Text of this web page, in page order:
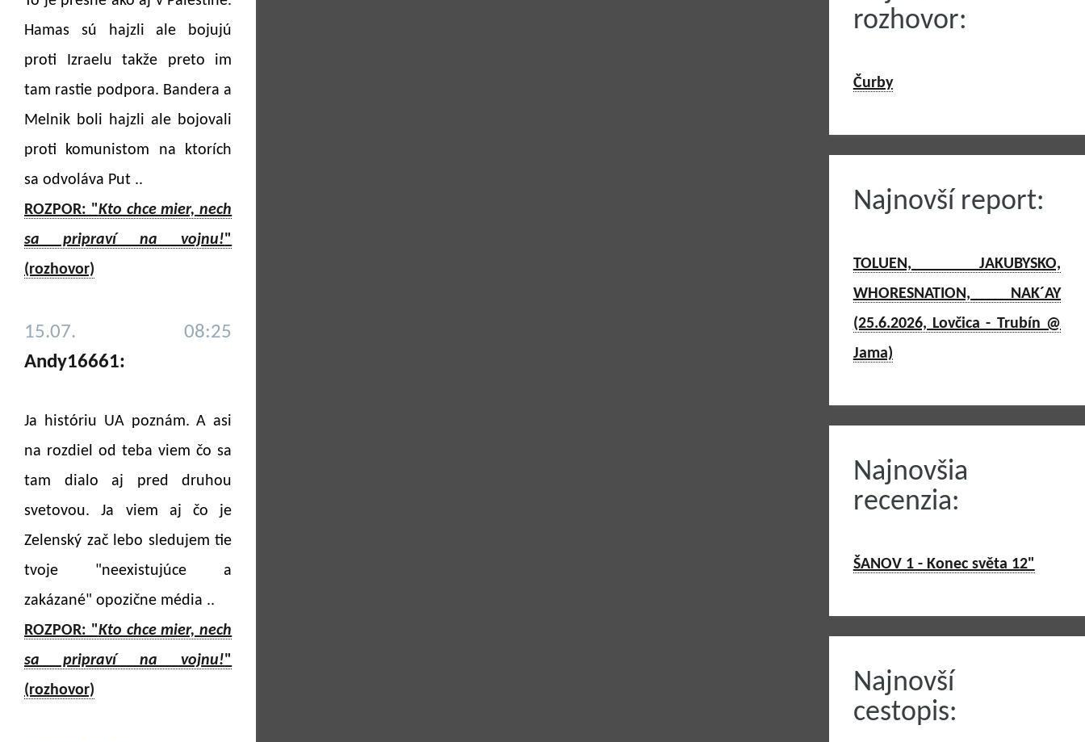
Hamas sú hajzli ale bojujú
proti Izraelu takže preto im
tam rastie podpora. Bandera a
Melnik boli hajzli ale bojovali
proti komunistom na ktorích
sa odvoláva Put ..
ROZPOR: "Kto chce mier, nech
sa pripraví na vojnu!"
(rozhovor)
15.07. 08:25
Andy16661:
Ja históriu UA poznám. A asi
na rozdiel od teba viem čo sa
tam dialo aj pred druhou
svetovou. Ja viem aj čo je
Zelenský zač lebo sledujem tie
tvoje "neexistujúce a
zakázané" opozične média ..
ROZPOR: "Kto chce mier, nech
sa pripraví na vojnu!"
(rozhovor)
rozhovor:
Čurby
Najnovší report:
TOLUEN, JAKUBYSKO,
WHORESNATION, NAK´AY
(25.6.2026, Lovčica - Trubín @
Jama)
Najnovšia
recenzia:
ŠANOV 1 - Konec světa 12"
Najnovší
cestopis: